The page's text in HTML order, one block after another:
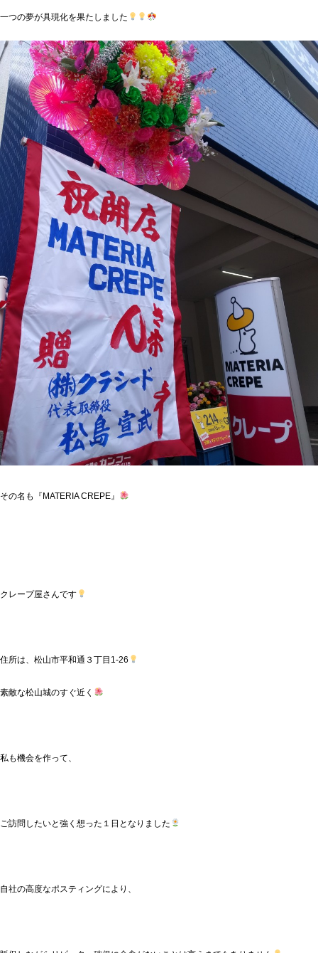
一つの夢が具現化を果たしました
その名も『MATERIA CREPE』
クレープ屋さんです
住所は、松山市平和通３丁目1-26
素敵な松山城のすぐ近く
私も機会を作って、
ご訪問したいと強く想った１日となりました
自社の高度なポスティングにより、